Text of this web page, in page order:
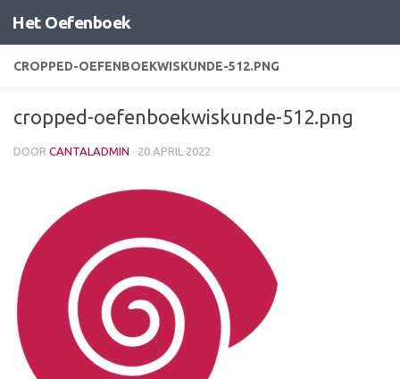
Doorgaan naar inhoud
Het Oefenboek
CROPPED-OEFENBOEKWISKUNDE-512.PNG
cropped-oefenboekwiskunde-512.png
DOOR CANTALADMIN · 20 APRIL 2022